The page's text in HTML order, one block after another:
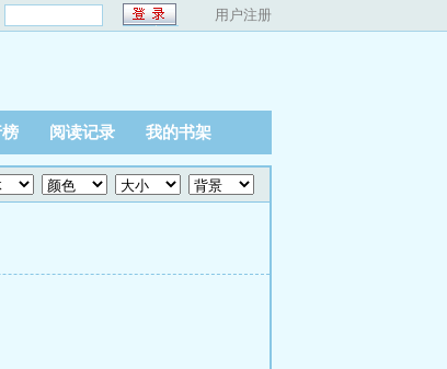
用户注册
阅读记录 我的书架